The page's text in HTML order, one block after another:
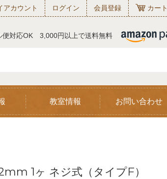
アカウント ログイン 会員登録 カート
便対応OK 3,000円以上で送料無料
教室情報 お問い合わせ
1ヶ ネジ式（タイプF）